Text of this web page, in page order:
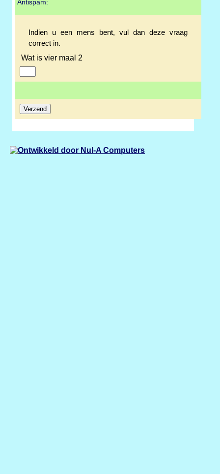
Antispam:
Indien u een mens bent, vul dan deze vraag
correct in.
Wat is vier maal 2